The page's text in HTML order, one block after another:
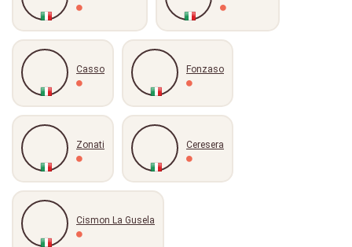
Casso Fonzaso
Zonati Ceresera
Cismon La Gusela